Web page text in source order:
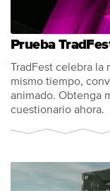
Prueba
TradFest celebra la
mismo tiempo,
animado. Obtenga
cuestionario ahora.